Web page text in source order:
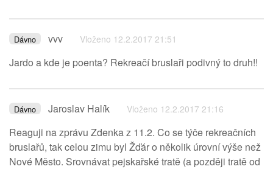
Dávno vvv Vloženo 12.2.2017 21:51
Jardo a kde je poenta? Rekreačí bruslaři podivný to druh!!
Dávno Jaroslav Halík Vloženo 12.2.2017 21:16
Reaguji na zprávu Zdenka z 11.2. Co se týče rekreačních
bruslařů, tak celou zimu byl Žďár o několik úrovní výše než
Nové Město. Srovnávat pejskařské tratě (a později tratě od